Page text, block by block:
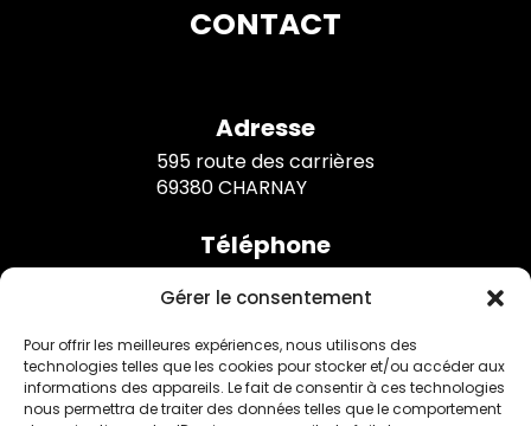
Gérer le consentement
Pour offrir les meilleures expériences, nous utilisons des
technologies telles que les cookies pour stocker et/ou accéder aux
informations des appareils. Le fait de consentir à ces technologies
nous permettra de traiter des données telles que le comportement
CONTACT
Adresse
595 route des carrières
69380 CHARNAY
Téléphone
Horaires
Lundi au jeudi : 8h30 à 12h / 13h à 17h
Vendredi : 8h à 12h